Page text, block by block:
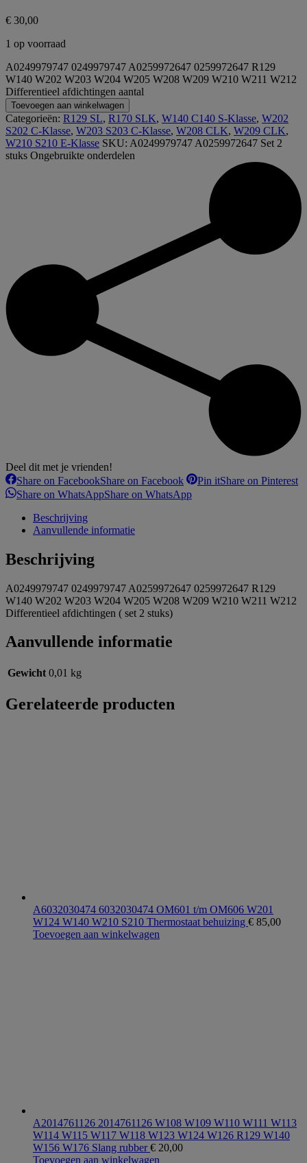
€ 30,00
1 op voorraad
A0249979747 0249979747 A0259972647 0259972647 R129
W140 W202 W203 W204 W205 W208 W209 W210 W211 W212
Differentieel afdichtingen aantal
Toevoegen aan winkelwagen
Categorieën: R129 SL, R170 SLK, W140 C140 S-Klasse, W202
S202 C-Klasse, W203 S203 C-Klasse, W208 CLK, W209 CLK,
W210 S210 E-Klasse SKU: A0249979747 A0259972647 Set 2
stuks Ongebruikte onderdelen
Deel dit met je vrienden!
Share on FacebookShare on Facebook Pin itShare on Pinterest
Share on WhatsAppShare on WhatsApp
Beschrijving
Aanvullende informatie
Beschrijving
A0249979747 0249979747 A0259972647 0259972647 R129
W140 W202 W203 W204 W205 W208 W209 W210 W211 W212
Differentieel afdichtingen ( set 2 stuks)
Aanvullende informatie
Gewicht 0,01 kg
Gerelateerde producten
A6032030474 6032030474 OM601 t/m OM606 W201
W124 W140 W210 S210 Thermostaat behuizing € 85,00
Toevoegen aan winkelwagen
A2014761126 2014761126 W108 W109 W110 W111 W113
W114 W115 W117 W118 W123 W124 W126 R129 W140
W156 W176 Slang rubber€ 20,00
Toevoegen aan winkelwagen